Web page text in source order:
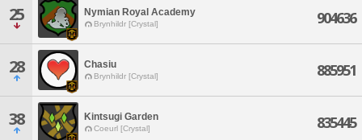
25 Nymian Royal Academy
Brynhildr [Crystal] 904636
28 Chasiu
Brynhildr [Crystal] 885951
38 Kintsugi Garden
Coeurl [Crystal] 835445